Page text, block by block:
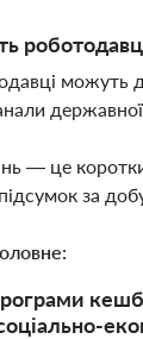
можуть
— це
за